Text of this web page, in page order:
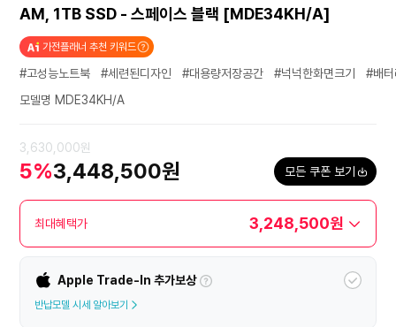
AM, 1TB SSD - 스페이스 블랙 [MDE34KH/A]
가전플래너 추천 키워드
#고성능노트북 #세련된디자인 #대용량저장공간 #넉넉한화면크기
#배
모델명 MDE34KH/A
3,630,000원
5%3,448,500원 모든 쿠폰 보기
최대혜택가 3,248,500원
Apple Trade-In 추가보상
반납모델 시세 알아보기